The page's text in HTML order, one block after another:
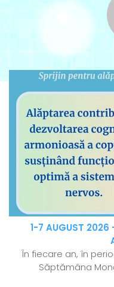
1-7 AUGUST 2026
În fiecare an, în
Săptămâna